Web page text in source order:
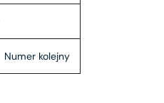
Numer kolejny